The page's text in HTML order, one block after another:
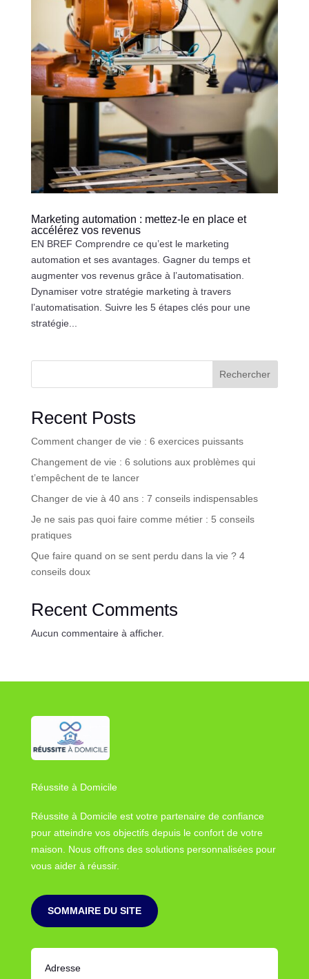
Marketing automation : mettez-le en place et
accélérez vos revenus
EN BREF Comprendre ce qu’est le marketing
automation et ses avantages. Gagner du temps et
augmenter vos revenus grâce à l’automatisation.
Dynamiser votre stratégie marketing à travers
l’automatisation. Suivre les 5 étapes clés pour une
stratégie...
Rechercher
Recent Posts
Comment changer de vie : 6 exercices puissants
Changement de vie : 6 solutions aux problèmes qui
t’empêchent de te lancer
Changer de vie à 40 ans : 7 conseils indispensables
Je ne sais pas quoi faire comme métier : 5 conseils
pratiques
Que faire quand on se sent perdu dans la vie ? 4
conseils doux
Recent Comments
Aucun commentaire à afficher.
Réussite à Domicile
Réussite à Domicile est votre partenaire de confiance
pour atteindre vos objectifs depuis le confort de votre
maison. Nous offrons des solutions personnalisées pour
vous aider à réussir.
SOMMAIRE DU SITE
Adresse